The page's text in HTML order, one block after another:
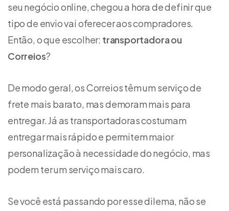
seu negócio online, chegou a hora de definir que
tipo de envio vai oferecer aos compradores.
Então, o que escolher: transportadora ou
Correios?
De modo geral, os Correios têm um serviço de
frete mais barato, mas demoram mais para
entregar. Já as transportadoras costumam
entregar mais rápido e permitem maior
personalização à necessidade do negócio, mas
podem ter um serviço mais caro.
Se você está passando por esse dilema, não se